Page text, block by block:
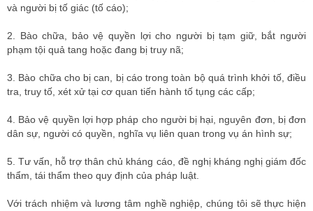
và người bị tố giác (tố cáo);
2. Bào chữa, bảo vệ quyền lợi cho người bị tạm giữ, bắt người
phạm tội quả tang hoặc đang bị truy nã;
3. Bào chữa cho bị can, bị cáo trong toàn bộ quá trình khởi tố, điều
tra, truy tố, xét xử tại cơ quan tiến hành tố tụng các cấp;
4. Bảo vệ quyền lợi hợp pháp cho người bị hại, nguyên đơn, bị đơn
dân sự, người có quyền, nghĩa vụ liên quan trong vụ án hình sự;
5. Tư vấn, hỗ trợ thân chủ kháng cáo, đề nghị kháng nghị giám đốc
thẩm, tái thẩm theo quy định của pháp luật.
Với trách nhiệm và lương tâm nghề nghiệp, chúng tôi sẽ thực hiện